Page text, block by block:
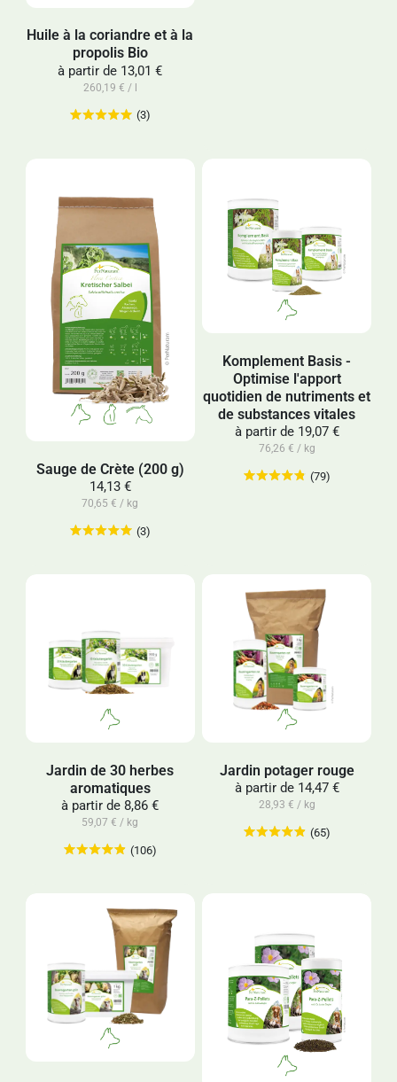
Huile à la coriandre et à la
propolis Bio
à partir de 13,01 €
260,19 € / l
(3)
Sauge de Crète (200 g)
14,13 €
70,65 € / kg
(3)
Komplement Basis -
Optimise l'apport
quotidien de nutriments et
de substances vitales
à partir de19,07 €
76,26 € / kg
(79)
Jardin de 30 herbes
aromatiques
à partir de 8,86 €
59,07 € / kg
(106)
Jardin potager rouge
à partir de14,47 €
28,93 € / kg
(65)